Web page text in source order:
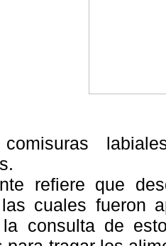
refiere que
cuales fueron
consulta de